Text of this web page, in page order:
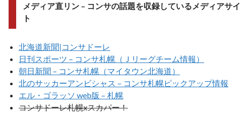
メディア直リン – コンサの話題を収録しているメディアサイ
ト
北海道新聞|コンサドーレ
日刊スポーツ – コンサ札幌（Ｊリーグチーム情報）
朝日新聞 – コンサ札幌（マイタウン北海道）
北のサッカーアンビシャス – コンサ札幌ピックアップ情報
エル・ゴラッソ web版 – 札幌
コンサドーレ札幌xスカパー！